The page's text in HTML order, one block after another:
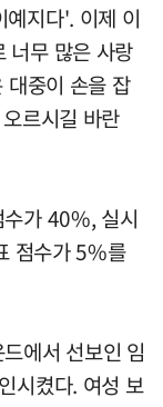
지다'. 이제 이
너무 많은 사랑
대중이 손을 잡
르시길 바란
가 40%, 실시
점수가 5%를
에서 선보인 임
시켰다. 여성 보